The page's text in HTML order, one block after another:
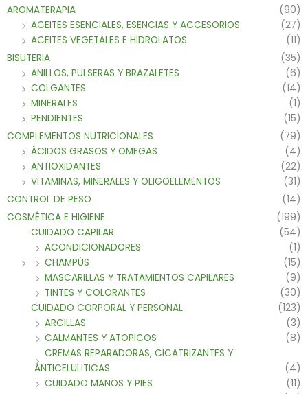
AROMATERAPIA
(90)
ACEITES ESENCIALES, ESENCIAS Y ACCESORIOS
(27)
ACEITES VEGETALES E HIDROLATOS
(11)
BISUTERIA
(35)
ANILLOS, PULSERAS Y BRAZALETES
(6)
COLGANTES
(14)
MINERALES
(1)
PENDIENTES
(15)
COMPLEMENTOS NUTRICIONALES
(79)
ÁCIDOS GRASOS Y OMEGAS
(4)
ANTIOXIDANTES
(22)
VITAMINAS, MINERALES Y OLIGOELEMENTOS
(31)
CONTROL DE PESO
(14)
COSMÉTICA E HIGIENE
(199)
CUIDADO CAPILAR
(54)
ACONDICIONADORES
(1)
CHAMPÚS
(15)
MASCARILLAS Y TRATAMIENTOS CAPILARES
(9)
TINTES Y COLORANTES
(30)
CUIDADO CORPORAL Y PERSONAL
(123)
ARCILLAS
(3)
CALMANTES Y ATOPICOS
(8)
CREMAS REPARADORAS, CICATRIZANTES Y
ANTICELULITICAS
(4)
CUIDADO MANOS Y PIES
(11)